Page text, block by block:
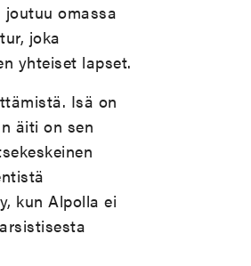
omassa
joka
yhteiset lapset.
Isä on
äiti on sen
kun Alpolla ei